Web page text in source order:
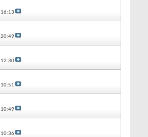
16:13
20:49
12:30
10:51
10:49
10:36